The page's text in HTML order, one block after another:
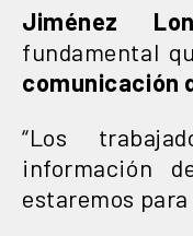
Jiménez
fundamental
comunicación
“Los
información
estaremos para